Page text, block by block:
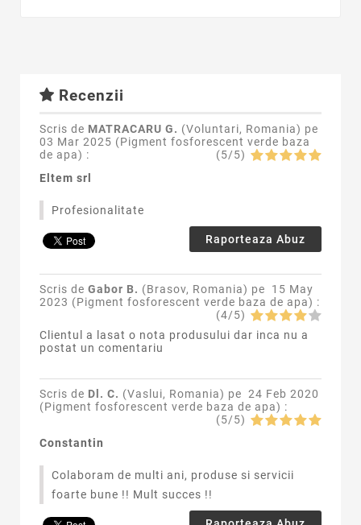
Recenzii
Scris de MATRACARU G. (Voluntari, Romania) pe
03 Mar 2025 (Pigment fosforescent verde baza
de apa) : (5/5)
Eltem srl
Profesionalitate
Raporteaza Abuz
Scris de Gabor B. (Brasov, Romania) pe 15 May
2023 (Pigment fosforescent verde baza de apa) :
(4/5)
Clientul a lasat o nota produsului dar inca nu a
postat un comentariu
Scris de Dl. C. (Vaslui, Romania) pe 24 Feb 2020
(Pigment fosforescent verde baza de apa) :
(5/5)
Constantin
Colaboram de multi ani, produse si servicii
foarte bune !! Mult succes !!